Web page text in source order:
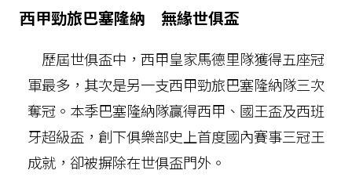
西甲勁旅巴塞隆納 無緣世俱盃
歷屆世俱盃中，西甲皇家馬德里隊獲得五座冠
軍最多，其次是另一支西甲勁旅巴塞隆納隊三次
奪冠。本季巴塞隆納隊贏得西甲、國王盃及西班
牙超級盃，創下俱樂部史上首度國內賽事三冠王
成就，卻被摒除在世俱盃門外。